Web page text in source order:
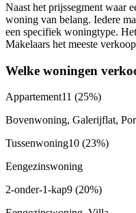
Naast het prijssegment waar
woning van belang. Iedere
een specifiek woningtype.
Makelaars het meeste
Welke woningen
Appartement11 (25%)
Bovenwoning, Galerijflat,
Tussenwoning10 (23%)
Eengezinswoning
2-onder-1-kap9 (20%)